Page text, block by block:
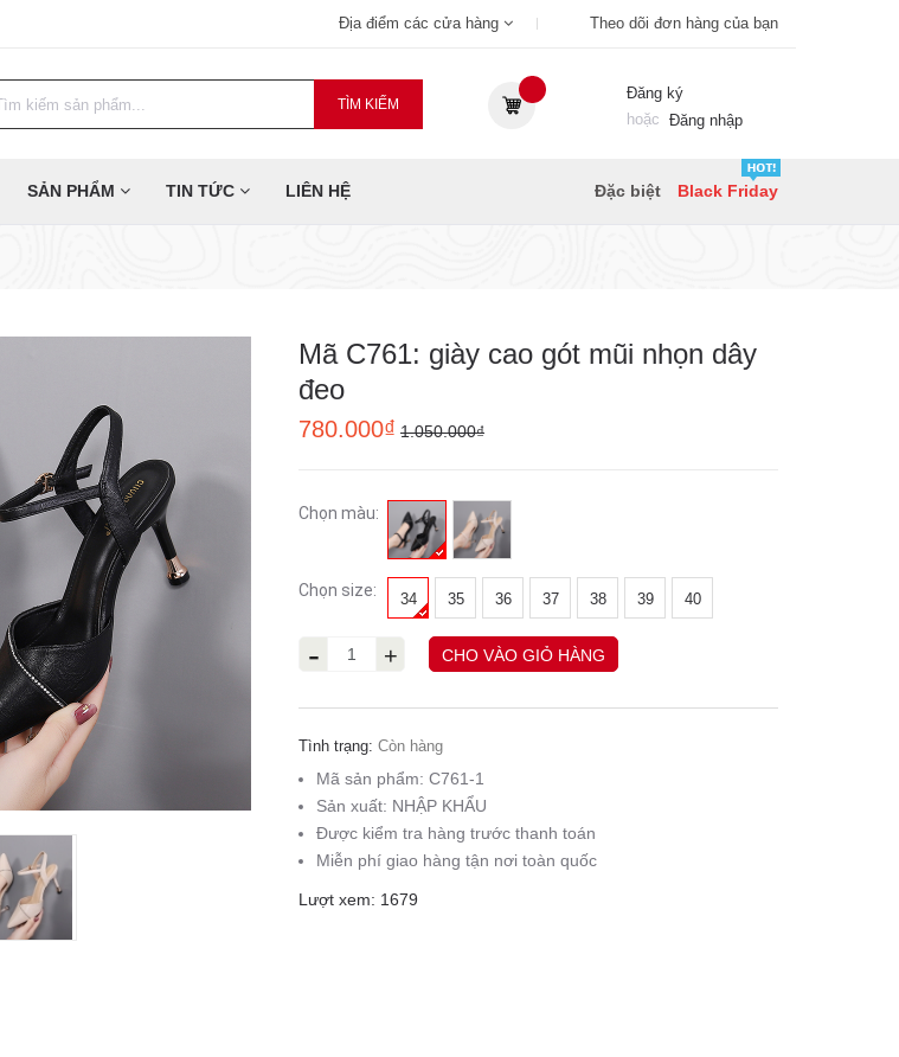
Địa điểm các cửa hàng Theo dõi đơn hàng của bạn
TÌM KIẾM
Đăng ký
hoặc Đăng nhập
SẢN PHẨM TIN TỨC LIÊN HỆ Đặc biệt Black Friday
Mã C761: giày cao gót mũi nhọn dây
đeo
780.000₫ 1.050.000₫
Chọn màu:
Chọn size: 34 35 36 37 38 39 40
- + CHO VÀO GIỎ HÀNG
Tình trạng: Còn hàng
Mã sản phẩm: C761-1
Sản xuất: NHẬP KHẨU
Được kiểm tra hàng trước thanh toán
Miễn phí giao hàng tận nơi toàn quốc
Lượt xem: 1679